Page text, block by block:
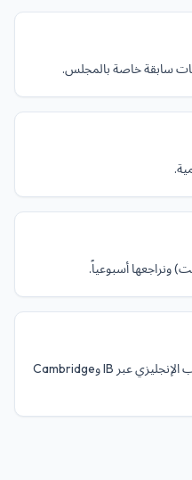
سابقة خاصة بالمجلس.
ونراجعها أسبوعياً.
معلمون متمكنون من مناهج AP الأدب الإنجليزي عبر IB وCambridge